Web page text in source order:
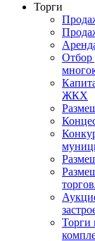
Торги
Отбор
ЖКХ
Торги